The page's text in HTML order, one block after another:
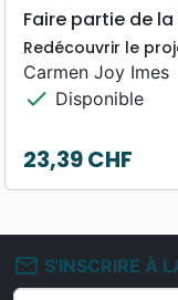
Faire partie de
Redécouvrir le
Carmen Joy Imes
check Disponible
Prix
23,39 CHF
mail_outline S'INSCRIRE À